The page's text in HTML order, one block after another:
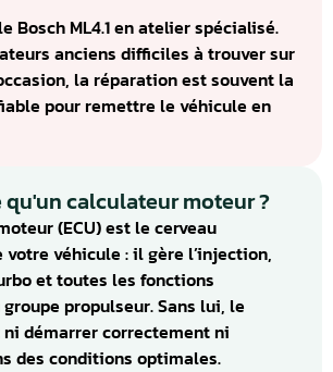
Bosch ML4.1 en atelier spécialisé.
anciens difficiles à trouver sur
la réparation est souvent la
pour remettre le véhicule en
qu'un calculateur moteur ?
(ECU) est le cerveau
véhicule : il gère l’injection,
et toutes les fonctions
propulseur. Sans lui, le
démarrer correctement ni
des conditions optimales.